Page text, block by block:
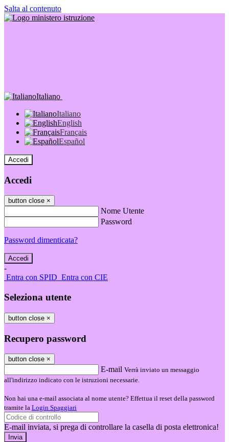
Salta al contenuto
Italiano
Italiano
English
Français
Español
Accedi
Accedi
button close ×
Nome Utente
Password
Password dimenticata?
-
Entra con SPID Entra con CIE
Seleziona utente
button close ×
Recupero password
button close ×
E-mail Verrà inviato un messaggio
all'indirizzo indicato con le istruzioni necessarie.
Non hai una e-mail associata al nome utente? Effettua il reset della password
tramite la Login Spaggiari
E-mail inviata, si prega di controllare la casella di posta elettronica!